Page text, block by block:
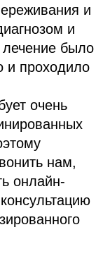
и
и
лечение было
и проходило
очень
нам,
онлайн-